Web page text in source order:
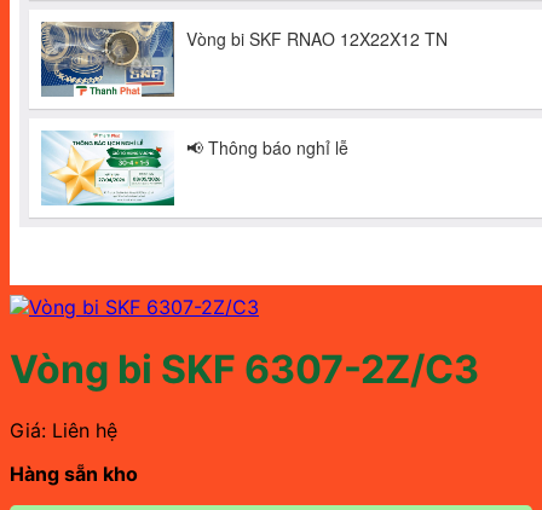
Vòng bi SKF 6307-2Z/C3
Giá: Liên hệ
Hàng sẵn kho